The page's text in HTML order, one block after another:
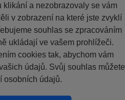
klikání a nezobrazovaly se vám
v zobrazení na které jste zvyklí
souhlas se zpracováním
ukládají ve vašem prohlížeči.
cookies tak, abychom vám
údajů. Svůj souhlas můžete
osobních údajů.